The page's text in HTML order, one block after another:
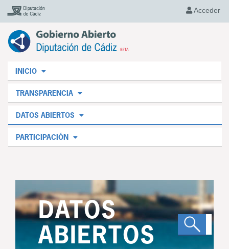
Acceder
INICIO
TRANSPARENCIA
DATOS ABIERTOS
PARTICIPACIÓN
DATOS
ABIERTOS